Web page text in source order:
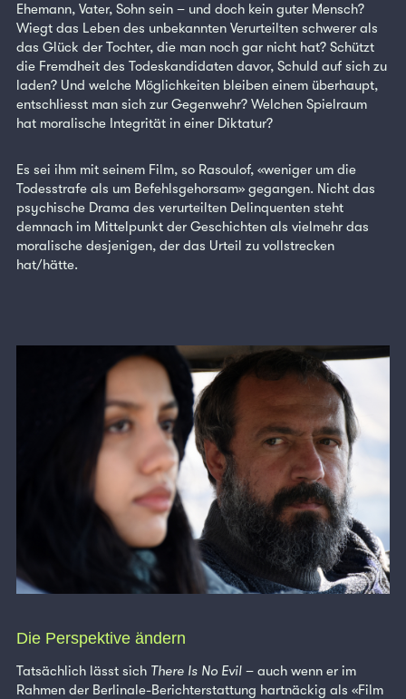
Ehemann, Vater, Sohn sein – und doch kein guter Mensch?
Wiegt das Leben des unbekannten Verurteilten schwerer als
das Glück der Tochter, die man noch gar nicht hat? Schützt
die Fremdheit des Todeskandidaten davor, Schuld auf sich zu
laden? Und welche Möglichkeiten bleiben einem überhaupt,
entschliesst man sich zur Gegenwehr? Welchen Spielraum
hat moralische Integrität in einer Diktatur?
Es sei ihm mit seinem Film, so Rasoulof, «weniger um die
Todesstrafe als um Befehlsgehorsam» gegangen. Nicht das
psychische Drama des verurteilten Delinquenten steht
demnach im Mittelpunkt der Geschichten als vielmehr das
moralische desjenigen, der das Urteil zu vollstrecken
hat/hätte.
Die Perspektive ändern
Tatsächlich lässt sich There Is No Evil – auch wenn er im
Rahmen der Berlinale-Berichterstattung hartnäckig als «Film